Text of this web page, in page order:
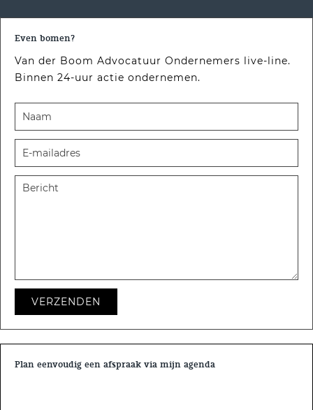
Even bomen?
Van der Boom Advocatuur Ondernemers live-line.
Binnen 24-uur actie ondernemen.
VERZENDEN
Plan eenvoudig een afspraak via mijn agenda